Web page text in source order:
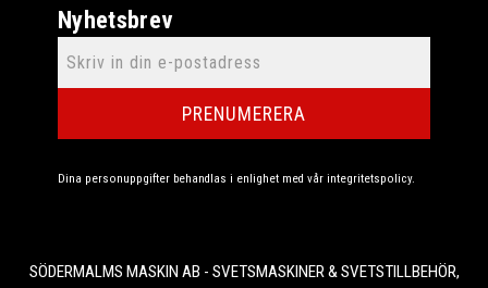
Nyhetsbrev
PRENUMERERA
Dina personuppgifter behandlas i enlighet med vår integritetspolicy.
SÖDERMALMS MASKIN AB - SVETSMASKINER & SVETSTILLBEHÖR,